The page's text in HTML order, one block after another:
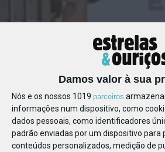
Damos valor à sua
Nós e os nossos 1019 parceiros
informações num dispositivo, como
dados pessoais, como identificadores
padrão enviadas por um dispositivo para
conteúdos personalizados, medição de